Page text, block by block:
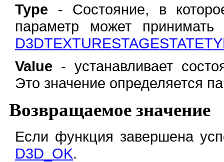
Type - Состояние, в
параметр может принимать
Value - устанавливает
Это значение определяется
Возвращаемое значение
Если функция завершена
D3D_OK.